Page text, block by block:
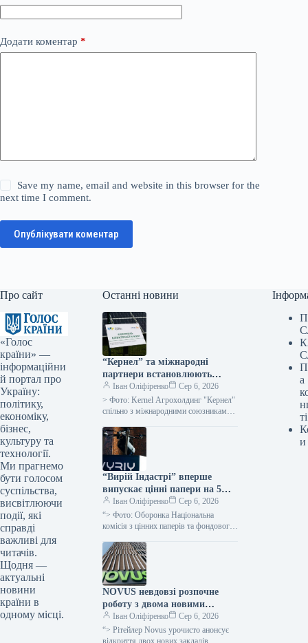
Додати коментар *
Save my name, email and website in this browser for the
next time I comment.
Опублікувати коментар
Про сайт
«Голос
країни» —
інформаційни
й портал про
Україну:
політику,
економіку,
бізнес,
культуру та
технології.
Ми прагнемо
бути голосом
суспільства,
висвітлюючи
події, які
справді
важливі для
читачів.
Щодня —
актуальні
новини
країни в
одному місці.
Останні новини
“Кернел” та міжнародні
партнери встановлюють
сонячні електростанції у
громадах поблизу лінії
фронту: вже діють перші 7
потужністю 345 кВт
Іван Оліфіренко
Сер 6, 2026
> Фото: Kernel Агрохолдинг "Кернел"
спільно з міжнародними союзниками
енергетичних станцій у прикордонних
територіях: на Сумщині,…
“Вирій Індастрі” вперше
випускає цінні папери на 5
мільярдів гривень
Іван Оліфіренко
Сер 6, 2026
“> Фото: Оборонка Національна
комісія з цінних паперів та фондового
первинне розміщення цінних паперів
українського оборонно-технологічного
підприємства…
NOVUS невдовзі розпочне
роботу з двома новими
супермаркетами у Львові
Іван Оліфіренко
Сер 6, 2026
“> Рітейлер Novus урочисто анонсує
відкриття двох нових закладів
а
ті
и